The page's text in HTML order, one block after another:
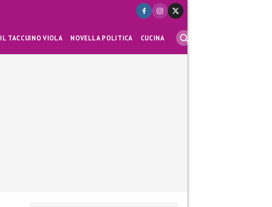
IL TACCUINO VIOLA NOVELLA POLITICA CUCINA